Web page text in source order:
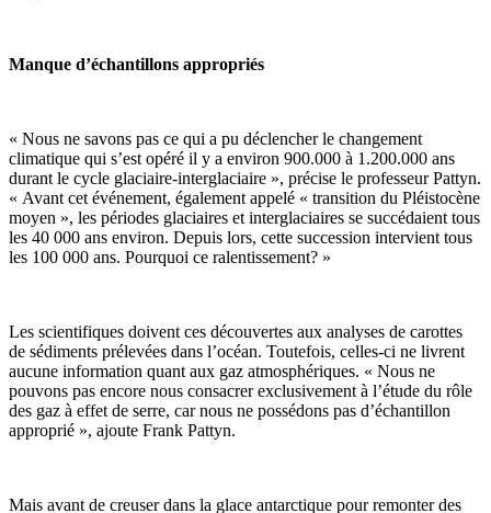
Manque d’échantillons appropriés
« Nous ne savons pas ce qui a pu déclencher le changement
climatique qui s’est opéré il y a environ 900.000 à 1.200.000 ans
durant le cycle glaciaire-interglaciaire », précise le professeur Pattyn.
« Avant cet événement, également appelé « transition du Pléistocène
moyen », les périodes glaciaires et interglaciaires se succédaient tous
les 40 000 ans environ. Depuis lors, cette succession intervient tous
les 100 000 ans. Pourquoi ce ralentissement? »
Les scientifiques doivent ces découvertes aux analyses de carottes
de sédiments prélevées dans l’océan. Toutefois, celles-ci ne livrent
aucune information quant aux gaz atmosphériques. « Nous ne
pouvons pas encore nous consacrer exclusivement à l’étude du rôle
des gaz à effet de serre, car nous ne possédons pas d’échantillon
approprié », ajoute Frank Pattyn.
Mais avant de creuser dans la glace antarctique pour remonter des